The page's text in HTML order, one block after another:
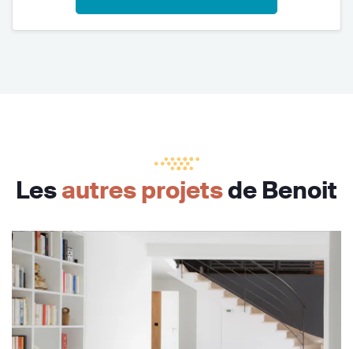
Lesautres projetsde Benoit